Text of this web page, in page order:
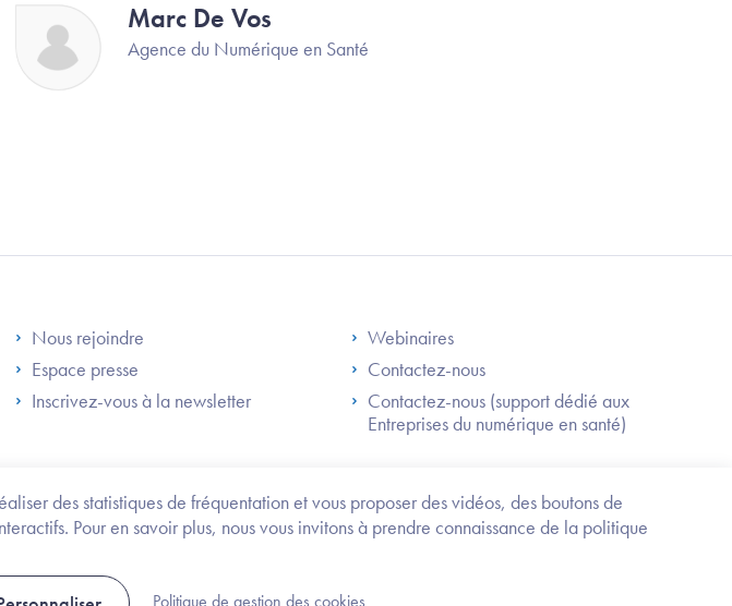
des statistiques de fréquentation et vous proposer des vidéos, des boutons de
Pour en savoir plus, nous vous invitons à prendre connaissance de la politique
Politique de gestion des cookies
Trouvez
Marc De Vos
Agence du Numérique en Santé
Footer Left ANS
Nous rejoindre
Espace presse
Inscrivez-vous à la newsletter
Footer Right ANS
Webinaires
Contactez-nous
Contactez-nous (support dédié aux
Entreprises du numérique en santé)
Legifrance.gouv.fr